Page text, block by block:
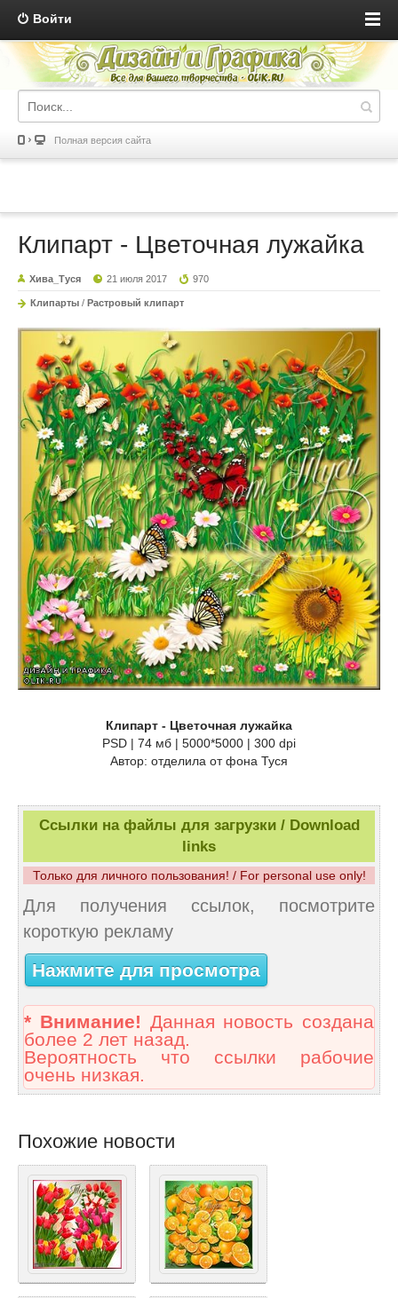
Войти
Полная версия сайта
Клипарт - Цветочная лужайка
Хива_Туся 21 июля 2017 970
Клипарты / Растровый клипарт
Клипарт - Цветочная лужайка
PSD | 74 мб | 5000*5000 | 300 dpi
Автор: отделила от фона Туся
Ссылки на файлы для загрузки / Download
links
Только для личного пользования! / For personal use only!
Для получения ссылок, посмотрите
короткую рекламу
Нажмите для просмотра
* Внимание! Данная новость создана
более 2 лет назад.
Вероятность что ссылки рабочие
очень низкая.
Похожие новости